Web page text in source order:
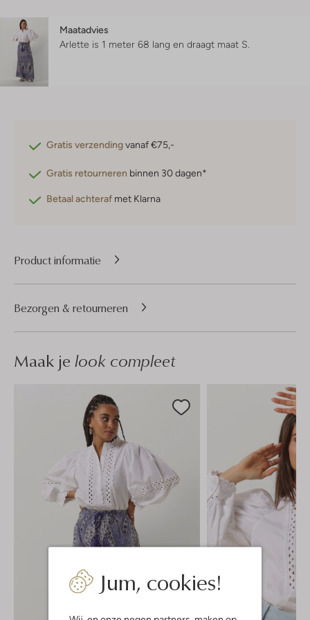
Jum, cookies!
Maatadvies
Arlette is 1 meter 68 lang en draagt maat S.
Gratis verzendingvanaf €75,-
Gratis retourneren binnen 30 dagen*
Betaal achteraf met Klarna
Product informatie
Bezorgen & retourneren
Maak je look compleet